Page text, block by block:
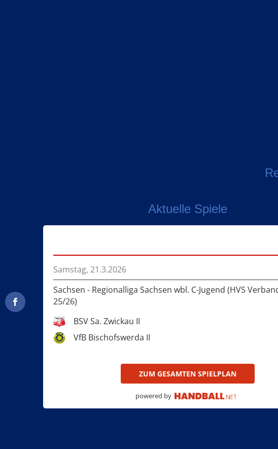
Aktuelle Spiele
Samstag, 21.3.2026
Sachsen - Regionalliga Sachsen wbl. C-Jugend (HVS
25/26)
BSV Sa. Zwickau II
VfB Bischofswerda II
ZUM GESAMTEN SPIELPLAN
powered by